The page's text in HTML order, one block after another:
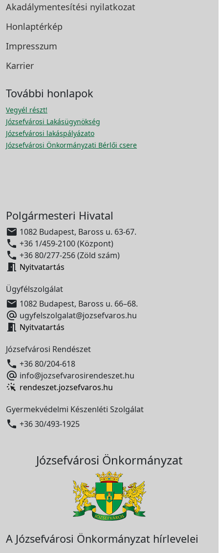
Akadálymentesítési nyilatkozat
Honlaptérkép
Impresszum
Karrier
További honlapok
Vegyél részt!
Józsefvárosi Lakásügynökség
Józsefvárosi lakáspályázato
Józsefvárosi Önkormányzati Bérlői csere
Polgármesteri Hivatal
 1082 Budapest, Baross u. 63-67.
 +36 1/459-2100 (Központ)
 +36 80/277-256 (Zöld szám)
 Nyitvatartás
Ügyfélszolgálat
 1082 Budapest, Baross u. 66–68.
 ugyfelszolgalat@jozsefvaros.hu
 Nyitvatartás
Józsefvárosi Rendészet
 +36 80/204-618
 info@jozsefvarosirendeszet.hu
rendeszet.jozsefvaros.hu
Gyermekvédelmi Készenléti Szolgálat
 +36 30/493-1925
Józsefvárosi Önkormányzat
A Józsefvárosi Önkormányzat hírlevelei